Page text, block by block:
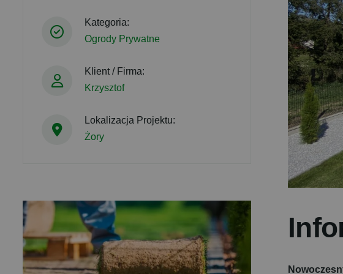
Kategoria:
Ogrody Prywatne
Klient / Firma:
Krzysztof
Lokalizacja Projektu:
Żory
Info